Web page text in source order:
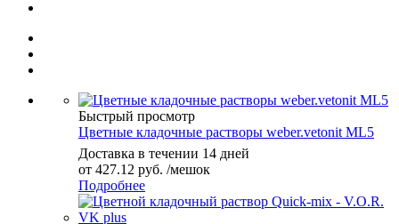
Быстрый просмотр
Цветные кладочные растворы weber.vetonit ML5
Доставка в течении 14 дней
от 427.12 руб. /мешок
Подробнее